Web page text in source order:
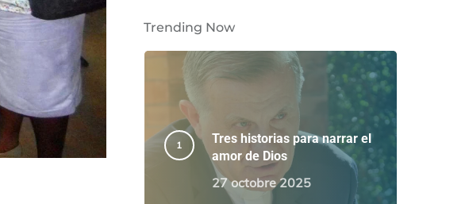
Trending Now
Tres historias para narrar el
amor de Dios
27 octobre 2025